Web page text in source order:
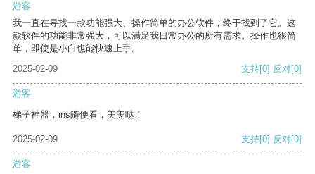
游客
我一直在寻找一款功能强大、操作简单的办公软件，终于找到了它。这
款软件的功能非常强大，可以满足我日常办公的所有需求。操作也很简
单，即使是小白也能快速上手。
2025-02-09
支持[0] 反对[0]
游客
梯子神器，ins随便看，美美哒！
2025-02-09 支持[0] 反对[0]
游客